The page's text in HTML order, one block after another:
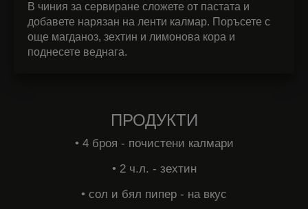
В чиния за сервиране сложете от пастата и
добавете нарязан на ленти калмар. Поръсете с
още магданоз, зехтин и лимонова кора и
поднесете веднага.
ПРОДУКТИ
• 4 броя - почистени калмари
• 2 ч.л. - зехтин
• сол и бял пипер - на вкус